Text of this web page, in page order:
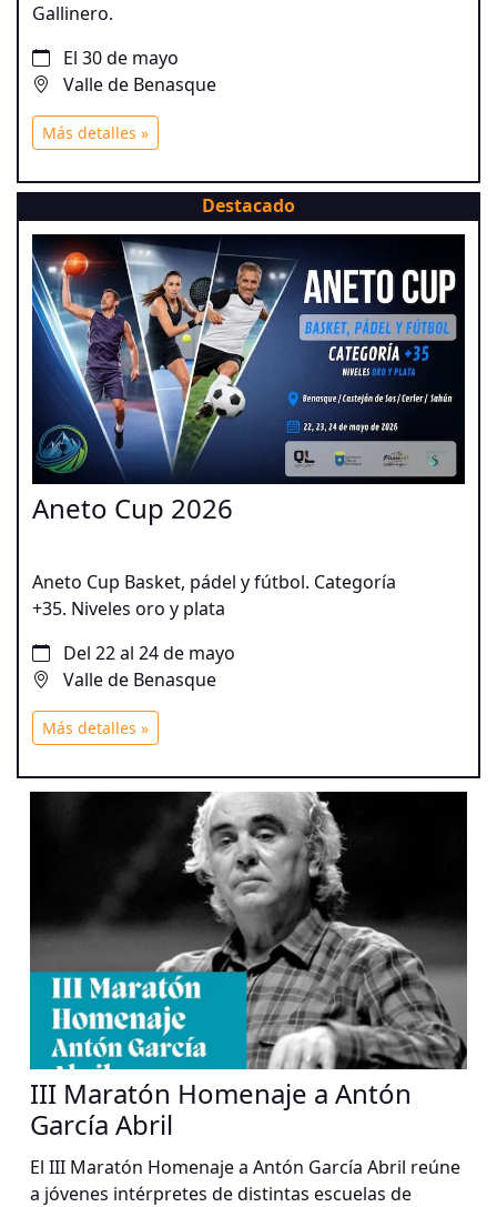
Gallinero.
El 30 de mayo
Valle de Benasque
Más detalles »
Destacado
Aneto Cup 2026
Aneto Cup Basket, pádel y fútbol. Categoría
+35. Niveles oro y plata
Del 22 al 24 de mayo
Valle de Benasque
Más detalles »
III Maratón Homenaje a Antón
García Abril
El III Maratón Homenaje a Antón García Abril reúne
a jóvenes intérpretes de distintas escuelas de